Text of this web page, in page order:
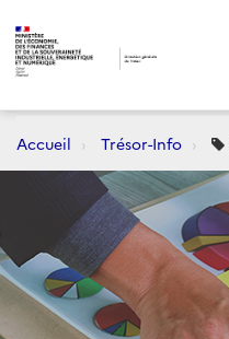
Accueil Trésor-Info